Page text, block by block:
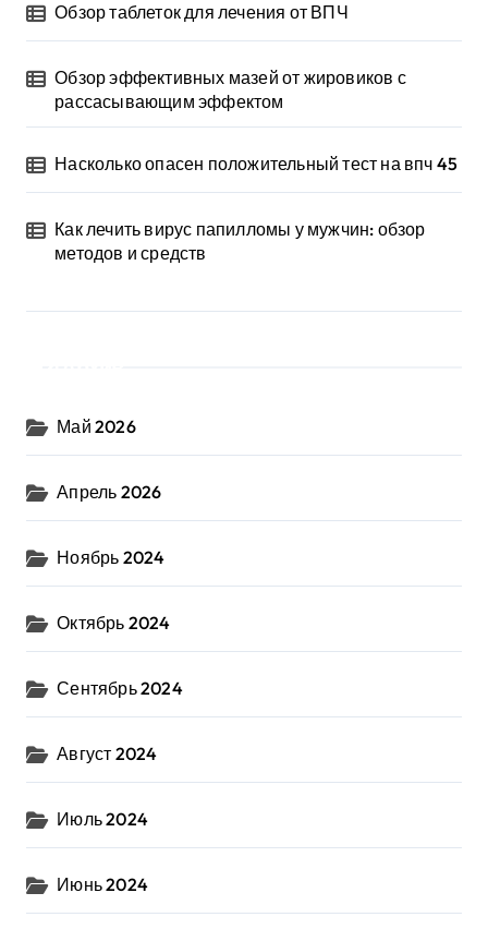
Обзор таблеток для лечения от ВПЧ
Обзор эффективных мазей от жировиков с
рассасывающим эффектом
Насколько опасен положительный тест на впч 45
Как лечить вирус папилломы у мужчин: обзор
методов и средств
Май 2026
Апрель 2026
Ноябрь 2024
Октябрь 2024
Сентябрь 2024
Август 2024
Июль 2024
Июнь 2024